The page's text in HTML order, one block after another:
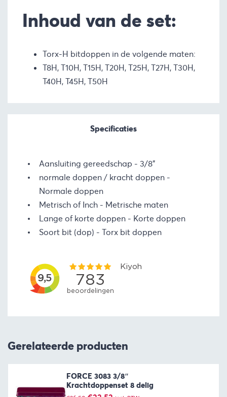
Inhoud van de set:
Torx-H bitdoppen in de volgende maten:
T8H, T10H, T15H, T20H, T25H, T27H, T30H,
T40H, T45H, T50H
Specificaties
Aansluiting gereedschap
3/8"
normale doppen / kracht doppen
Normale doppen
Metrisch of Inch
Metrische maten
Lange of korte doppen
Korte doppen
Soort bit (dop)
Torx bit doppen
Gerelateerde producten
FORCE 3083 3/8″
Krachtdoppenset 8 delig